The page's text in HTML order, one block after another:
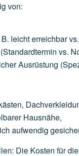
von:
B. leichterreichbarvs.
(Standardtermin vs.
Ausrüstung
Hausnähe,
aufwendig
Die Kosten für